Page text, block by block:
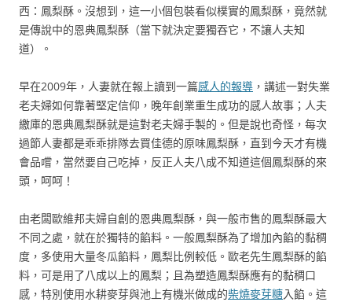
西：鳳梨酥。沒想到，這一小個包裝看似樸實的鳳梨酥，竟然就
是傳說中的恩典鳳梨酥（當下就決定要獨吞它，不讓人夫知
道）。
早在2009年，人妻就在報上讀到一篇感人的報導 ，講述一對失業
老夫婦如何靠著堅定信仰，晚年創業重生成功的感人故事；人夫
繳庫的恩典鳳梨酥就是這對老夫婦手製的。但是說也奇怪，每次
過節人妻都是乖乖排隊去買佳德的原味鳳梨酥，直到今天才有機
會品嚐，當然要自己吃掉，反正人夫八成不知道這個鳳梨酥的來
頭，呵呵！
由老闆歐維邦夫婦自創的恩典鳳梨酥，與一般市售的鳳梨酥最大
不同之處，就在於獨特的餡料。一般鳳梨酥為了增加內餡的黏稠
度，多使用大量冬瓜餡料，鳳梨比例較低。歐老先生鳳梨酥的餡
料，可是用了八成以上的鳳梨；且為塑造鳳梨酥應有的黏稠口
感，特別使用水耕麥芽與池上有機米做成的柴燒麥芽糖入餡。這